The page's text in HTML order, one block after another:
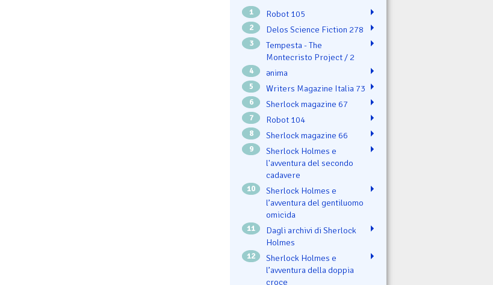
1 Robot 105
2 Delos Science Fiction 278
3
Tempesta - The
Montecristo Project / 2
4 ənima
5 Writers Magazine Italia 73
6 Sherlock magazine 67
7 Robot 104
8 Sherlock magazine 66
9
Sherlock Holmes e
l'avventura del secondo
cadavere
10
Sherlock Holmes e
l’avventura del gentiluomo
omicida
11
Dagli archivi di Sherlock
Holmes
12
Sherlock Holmes e
l’avventura della doppia
croce